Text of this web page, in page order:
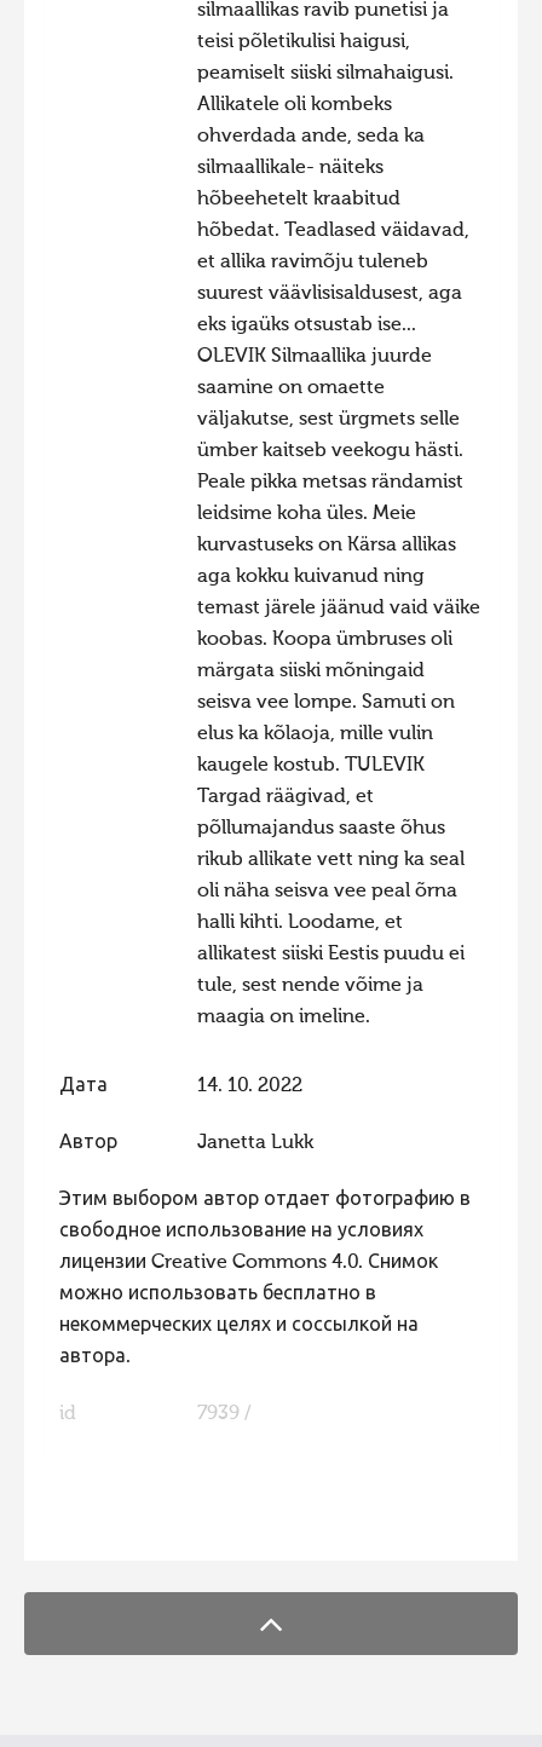
silmaallikas ravib punetisi ja
teisi põletikulisi haigusi,
peamiselt siiski silmahaigusi.
Allikatele oli kombeks
ohverdada ande, seda ka
silmaallikale- näiteks
hõbeehetelt kraabitud
hõbedat. Teadlased väidavad,
et allika ravimõju tuleneb
suurest väävlisisaldusest, aga
eks igaüks otsustab ise...
OLEVIK Silmaallika juurde
saamine on omaette
väljakutse, sest ürgmets selle
ümber kaitseb veekogu hästi.
Peale pikka metsas rändamist
leidsime koha üles. Meie
kurvastuseks on Kärsa allikas
aga kokku kuivanud ning
temast järele jäänud vaid väike
koobas. Koopa ümbruses oli
märgata siiski mõningaid
seisva vee lompe. Samuti on
elus ka kõlaoja, mille vulin
kaugele kostub. TULEVIK
Targad räägivad, et
põllumajandus saaste õhus
rikub allikate vett ning ka seal
oli näha seisva vee peal õrna
halli kihti. Loodame, et
allikatest siiski Eestis puudu ei
tule, sest nende võime ja
maagia on imeline.
Дата 14. 10. 2022
Автор Janetta Lukk
Этим выбором автор отдает фотографию в
свободное использование на условиях
лицензии Creative Commons 4.0. Снимок
можно использовать бесплатно в
некоммерческих целях и соссылкой на
автора.
id 7939 /